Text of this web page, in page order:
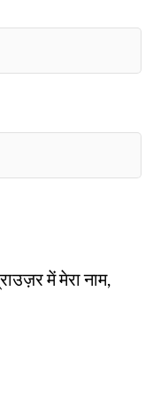
में मेरा नाम,